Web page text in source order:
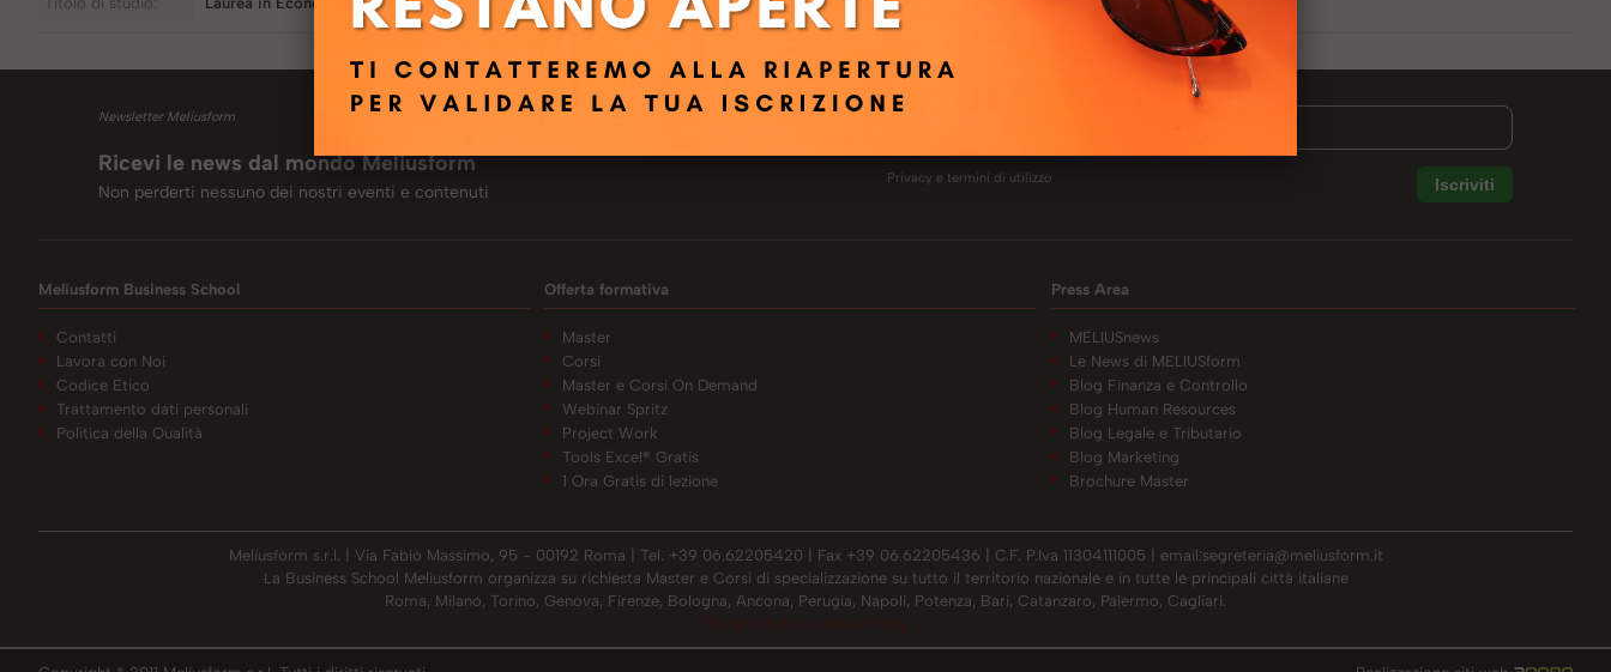
Newsletter Meliusform
Ricevi le news dal mondo Meliusform
Non perderti nessuno dei nostri eventi e contenuti
Privacy e termini di utilizzo
Meliusform Business School
Contatti
Lavora con Noi
Codice Etico
Trattamento dati personali
Politica della Qualità
Offerta formativa
Master
Corsi
Master e Corsi On Demand
Webinar Spritz
Project Work
Tools Excel® Gratis
1 Ora Gratis di lezione
Press Area
MELIUSnews
Le News di MELIUSform
Blog Finanza e Controllo
Blog Human Resources
Blog Legale e Tributario
Blog Marketing
Brochure Master
Meliusform s.r.l. | Via Fabio Massimo, 95 - 00192 Roma | Tel. +39 06.62205420 | Fax +39 06.62205436 | C.F. P.Iva 11304111005 | email:segreteria@meliusform.it
La Business School Meliusform organizza su richiesta Master e Corsi di specializzazione su tutto il territorio nazionale e in tutte le principali città italiane
Roma, Milano, Torino, Genova, Firenze, Bologna, Ancona, Perugia, Napoli, Potenza, Bari, Catanzaro, Palermo, Cagliari.
Privacy Policy Cookie Policy